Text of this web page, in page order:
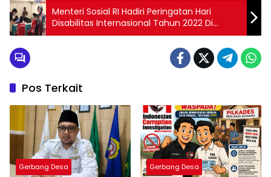
Menteri Sosial RI Hadiri Peringatan Hari
Disabilitas Internasional Tahun 2022 Di
Departemen Sosial Kota Bekasi
Pos Terkait
Gerbang Desa Gerbang Desa